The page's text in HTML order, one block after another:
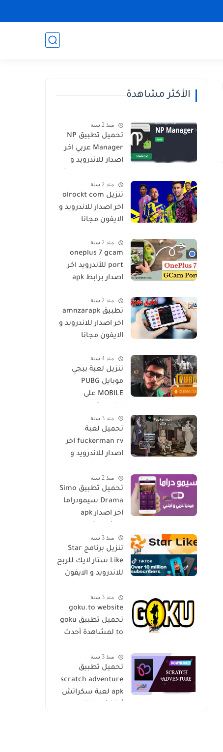
الأكثر مشاهدة
منذ 2 سنة
تحميل تطبيق NP
Manager عربي اخر
اصدار للاندرويد و
منذ 2 سنة
تنزيل olrockt com
اخر اصدار للاندرويد و
الايفون مجانا
منذ 2 سنة
oneplus 7 gcam
port للأندرويد اخر
اصدار برابط apk
منذ 2 سنة
تطبيق amnzarapk
اخر اصدار للاندرويد و
الايفون مجانا
منذ 4 سنة
تنزيل لعبة ببجي
موبايل PUBG
MOBILE على
توب مجانا
منذ 3 سنة
تحميل لعبة
fuckerman rv اخر
اصدار للاندرويد و
منذ 2 سنة
تحميل تطبيق Simo
Drama سيمودراما
اخر اصدار apk
العالمية مجانا
منذ 3 سنة
تنزيل برنامج Star
Like ستار لايك للربح
للاندرويد و الايفون
منذ 3 سنة
goku.to website
تحميل تطبيق goku
to لمشاهدة أحدث
الأفلام
منذ 3 سنة
تحميل تطبيق
scratch adventure
apk لعبة سكراتش